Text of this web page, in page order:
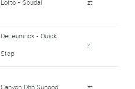
Lotto - Soudal zt
Deceuninck - Quick
Step
zt
Canyon Dhb Sungod
zt